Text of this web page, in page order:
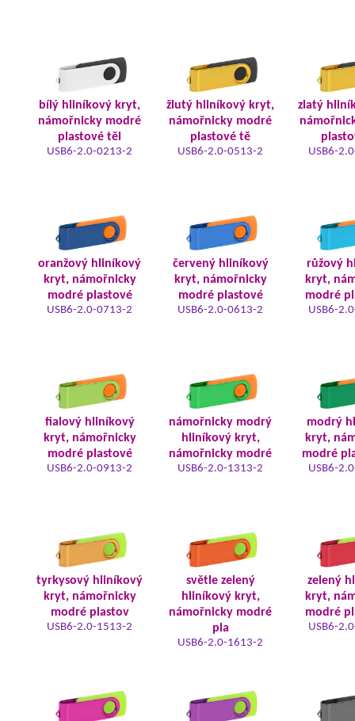
bílý hliníkový kryt,
námořnicky modré
plastové těl
USB6-2.0-0213-2
žlutý hliníkový kryt,
námořnicky modré
plastové tě
USB6-2.0-0513-2
zlatý
USB6-
oranžový hliníkový
kryt, námořnicky
modré plastové
USB6-2.0-0713-2
červený hliníkový
kryt, námořnicky
modré plastové
USB6-2.0-0613-2
růžový
kryt,
modré
USB6-
fialový hliníkový
kryt, námořnicky
modré plastové
USB6-2.0-0913-2
námořnicky modrý
hliníkový kryt,
námořnicky modré
USB6-2.0-1313-2
modrý
kryt,
modré
USB6-
tyrkysový hliníkový
kryt, námořnicky
modré plastov
USB6-2.0-1513-2
světle zelený
hliníkový kryt,
námořnicky modré
pla
USB6-2.0-1613-2
zelený
kryt,
modré
USB6-